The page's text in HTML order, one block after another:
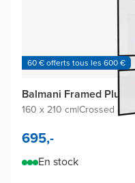
60 € offerts tous les 600 €
Balmani Framed Plus
160 x 210 cm|Crossed
695,-
En stock